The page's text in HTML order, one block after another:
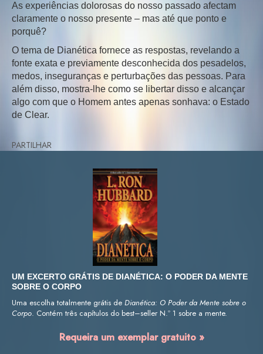
As experiências dolorosas do nosso passado afectam
claramente o nosso presente – mas até que ponto e
porquê?
O tema de Dianética fornece as respostas, revelando a
fonte exata e previamente desconhecida dos pesadelos,
medos, inseguranças e perturbações das pessoas. Para
além disso, mostra-lhe como se libertar disso e alcançar
algo com que o Homem antes apenas sonhava: o Estado
de Clear.
PARTILHAR
UM EXCERTO GRÁTIS DE DIANÉTICA: O PODER DA MENTE
SOBRE O CORPO
Uma escolha totalmente grátis de Dianética: O Poder da Mente sobre o
Corpo. Contém três capítulos do best–seller N.º 1 sobre a mente.
Requeira um exemplar gratuito »